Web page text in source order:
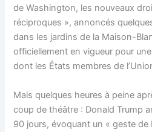
de Washington, les nouveaux
réciproques », annoncés
dans les jardins de la Maison-
officiellement en vigueur pour
dont les États membres de
Mais quelques heures à peine
coup de théâtre : Donald Trump
90 jours, évoquant un « geste